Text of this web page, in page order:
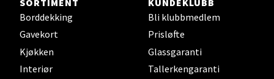
Borddekking
Gavekort
Kjøkken
Interiør
Bli klubbmedlem
Prisløfte
Glassgaranti
Tallerkengaranti
0 i butikk